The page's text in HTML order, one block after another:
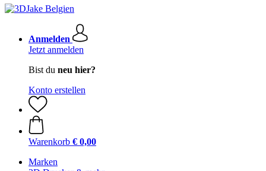
Anmelden
Jetzt anmelden
Bist du neu hier?
Konto erstellen
Warenkorb € 0,00
Marken